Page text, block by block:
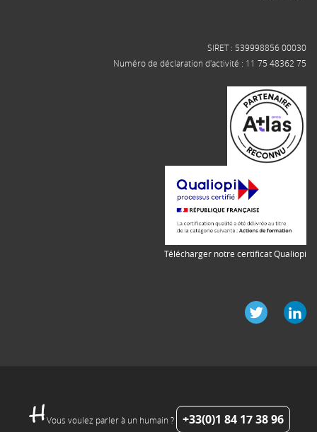
SIRET : 539998856 00030
Numéro de déclaration d'activité : 11 75 48362 75
Télécharger notre certificat Qualiopi
Vous voulez parler à un humain ? +33(0)1 84 17 38 96